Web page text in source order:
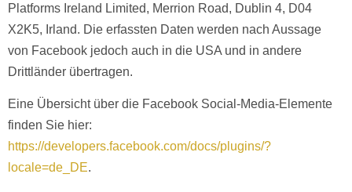
Platforms Ireland Limited, Merrion Road, Dublin 4, D04
X2K5, Irland. Die erfassten Daten werden nach Aussage
von Facebook jedoch auch in die USA und in andere
Drittländer übertragen.
Eine Übersicht über die Facebook Social-Media-Elemente
finden Sie hier:
https://developers.facebook.com/docs/plugins/?
locale=de_DE.